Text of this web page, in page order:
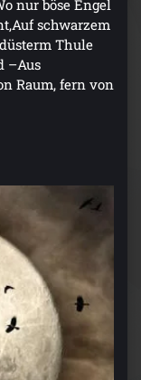
nur böse Engel
schwarzem
Thule
–Aus
Raum, fern von